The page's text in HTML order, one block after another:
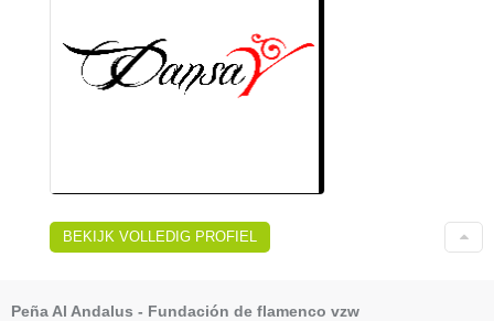
BEKIJK VOLLEDIG PROFIEL
Peña Al Andalus - Fundación de flamenco vzw